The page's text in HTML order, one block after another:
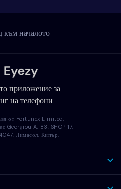
към началото
приложение за
на телефони
от Fortunex Limited,
Georgiou A, 83, SHOP 17,
Лимасол, Кипър.